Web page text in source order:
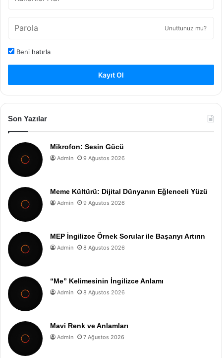
Unuttunuz mu?
Beni hatırla
Kayıt Ol
Son Yazılar
Mikrofon: Sesin Gücü
Admin 9 Ağustos 2026
Meme Kültürü: Dijital Dünyanın Eğlenceli Yüzü
Admin 9 Ağustos 2026
MEP İngilizce Örnek Sorular ile Başarıyı Artırın
Admin 8 Ağustos 2026
“Me” Kelimesinin İngilizce Anlamı
Admin 8 Ağustos 2026
Mavi Renk ve Anlamları
Admin 7 Ağustos 2026